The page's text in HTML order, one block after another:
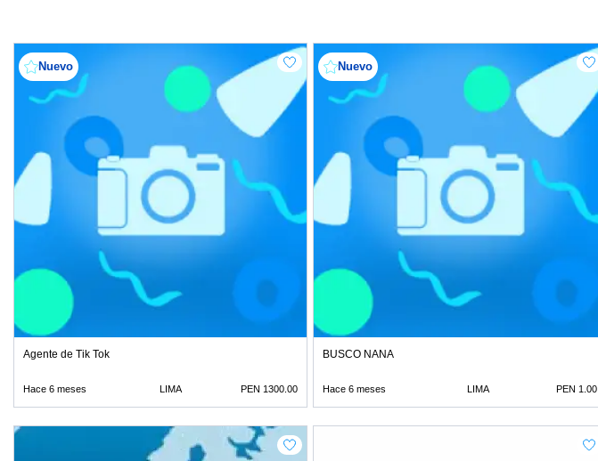
Nuevo
Agente de Tik Tok
Hace 6 meses LIMA PEN 1300.00
Nuevo
BUSCO NANA
Hace 6 meses LIMA PEN 1.00